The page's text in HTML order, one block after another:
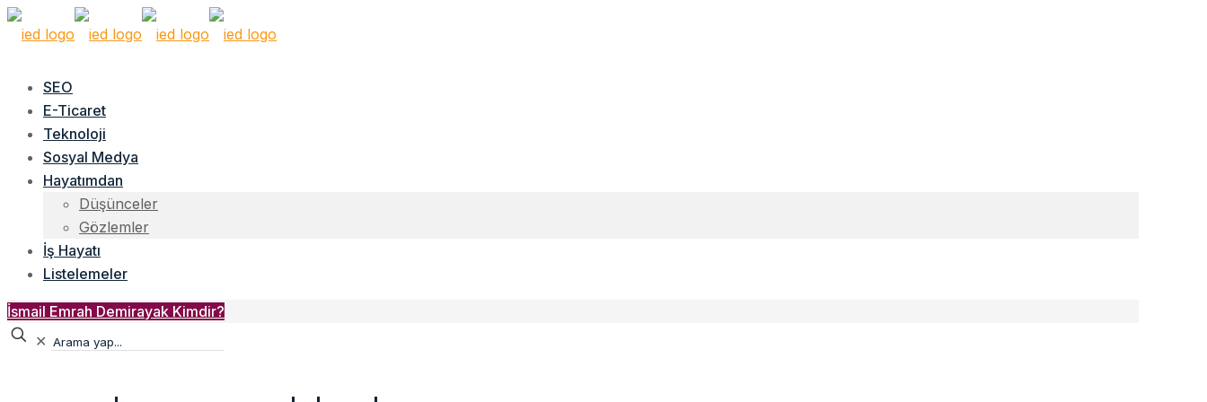
SEO
E-Ticaret
Teknoloji
Sosyal Medya
Hayatımdan
Düşünceler
Gözlemler
İş Hayatı
Listelemeler
İsmail Emrah Demirayak Kimdir?
✕